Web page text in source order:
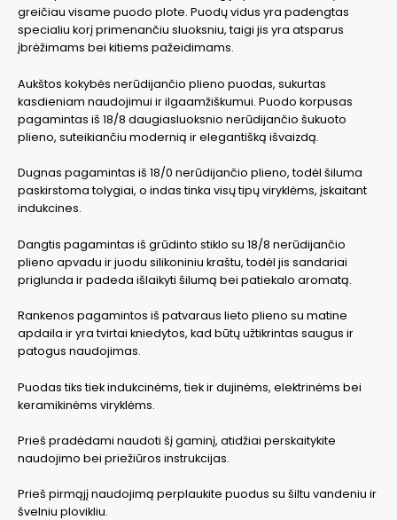
greičiau visame puodo plote. Puodų vidus yra padengtas
specialiu korį primenančiu sluoksniu, taigi jis yra atsparus
įbrėžimams bei kitiems pažeidimams.
Aukštos kokybės nerūdijančio plieno puodas, sukurtas
kasdieniam naudojimui ir ilgaamžiškumui. Puodo korpusas
pagamintas iš 18/8 daugiasluoksnio nerūdijančio šukuoto
plieno, suteikiančiu modernią ir elegantišką išvaizdą.
Dugnas pagamintas iš 18/0 nerūdijančio plieno, todėl šiluma
paskirstoma tolygiai, o indas tinka visų tipų viryklėms, įskaitant
indukcines.
Dangtis pagamintas iš grūdinto stiklo su 18/8 nerūdijančio
plieno apvadu ir juodu silikoniniu kraštu, todėl jis sandariai
priglunda ir padeda išlaikyti šilumą bei patiekalo aromatą.
Rankenos pagamintos iš patvaraus lieto plieno su matine
apdaila ir yra tvirtai kniedytos, kad būtų užtikrintas saugus ir
patogus naudojimas.
Puodas tiks tiek indukcinėms, tiek ir dujinėms, elektrinėms bei
keramikinėms viryklėms.
Prieš pradėdami naudoti šį gaminį, atidžiai perskaitykite
naudojimo bei priežiūros instrukcijas.
Prieš pirmąjį naudojimą perplaukite puodus su šiltu vandeniu ir
švelniu plovikliu.